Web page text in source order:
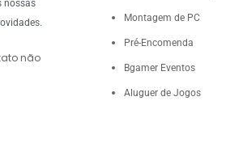
nossas
não
Montagem de PC
Pré-Encomenda
Bgamer Eventos
Aluguer de Jogos